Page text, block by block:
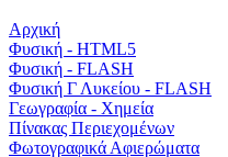
Αρχική
Φυσική - HTML5
Φυσική - FLASH
Φυσική Γ Λυκείου - FLASH
Γεωγραφία - Χημεία
Πίνακας Περιεχομένων
Φωτογραφικά Αφιερώματα